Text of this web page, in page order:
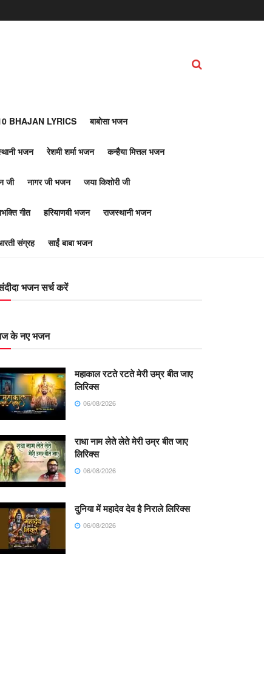
BHAJAN LYRICS बाबोसा भजन
भजन रेशमी शर्मा भजन कन्हैया मित्तल भजन
जी नागर जी भजन जया किशोरी जी
गीत हरियाणवी भजन राजस्थानी भजन
संग्रह साईं बाबा भजन
भजन सर्च करें
के नए भजन
महाकाल रटते रटते मेरी उम्र बीत जाए
लिरिक्स
06/08/2026
राधा नाम लेते लेते मेरी उम्र बीत जाए
लिरिक्स
06/08/2026
दुनिया में महादेव देव है निराले लिरिक्स
06/08/2026